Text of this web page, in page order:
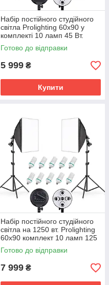
Набір постійного студійного
світла Prolighting 60x90 у
комплекті 10 ламп 45 Вт.
Готово до відправки
5 999 ₴
Купити
Набір постійного студійного
світла на 1250 вт. Prolighting
60x90 комплект 10 ламп 125
Вт.
Готово до відправки
7 999 ₴